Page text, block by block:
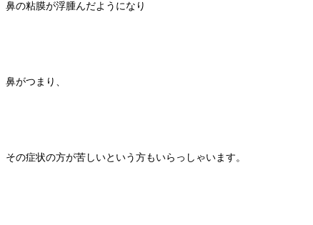
鼻の粘膜が浮腫んだようになり
鼻がつまり、
その症状の方が苦しいという方もいらっしゃいます。